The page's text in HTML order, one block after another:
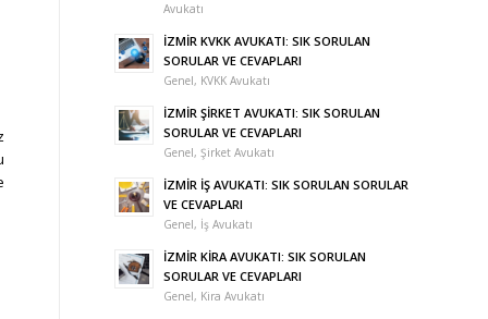
Avukatı
İZMİR KVKK AVUKATI: SIK SORULAN
SORULAR VE CEVAPLARI
Genel, KVKK Avukatı
İZMİR ŞİRKET AVUKATI: SIK SORULAN
SORULAR VE CEVAPLARI
Genel,Şirket Avukatı
İZMİR İŞ AVUKATI: SIK SORULAN SORULAR
VE CEVAPLARI
Genel, İş Avukatı
İZMİR KİRA AVUKATI: SIK SORULAN
SORULAR VE CEVAPLARI
Genel, Kira Avukatı